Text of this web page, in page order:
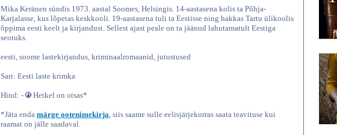
Mika Keränen sündis 1973. aastal Soomes, Helsingis. 14-aastasena kolis ta Põhja-
Karjalasse, kus lõpetas keskkooli. 19-aastasena tuli ta Eestisse ning hakkas Tartu ülikoolis
õppima eesti keelt ja kirjandust. Sellest ajast peale on ta jäänud lahutamatult Eestiga
seotuks.
eesti, soome lastekirjandus, kriminaalromaanid, jutustused
Sari: Eesti laste krimka
Hind: - Hetkel on otsas*
*Jäta enda märge ootenimekirja, siis saame sulle eelisjärjekorras saata teavituse kui
raamat on jälle saadaval.